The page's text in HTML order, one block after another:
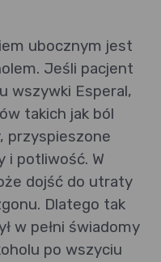
ubocznym jest
Jeśli pacjent
wszywki Esperal,
takich jak ból
przyspieszone
i potliwość. W
dojść do utraty
Dlatego tak
w pełni świadomy
po wszyciu